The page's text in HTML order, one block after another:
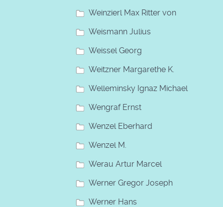
Weinzierl Max Ritter von
Weismann Julius
Weissel Georg
Weitzner Margarethe K.
Welleminsky Ignaz Michael
Wengraf Ernst
Wenzel Eberhard
Wenzel M.
Werau Artur Marcel
Werner Gregor Joseph
Werner Hans